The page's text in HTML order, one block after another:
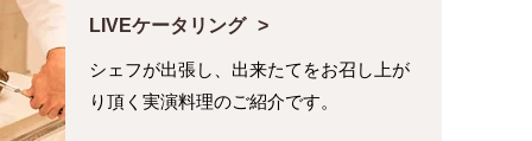
LIVEケータリング
シェフが出張し、出来たてをお召し上が
り頂く実演料理のご紹介です。